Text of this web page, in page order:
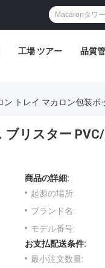
工場 ツアー 品質
トレイ マカロン包装ボ
リスター
商品の詳細:
起源の場所:
ブランド名:
モデル番号:
お支払配送条件:
最小注文数量: